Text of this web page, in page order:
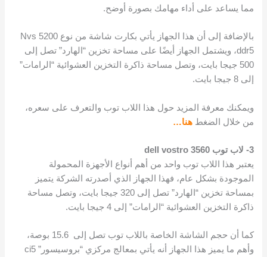
مما يساعد على أداء مهامك بصورة أوضح.
بالإضافة إلى أن هذا الجهاز يأتي بكارت شاشة من نوع Nvs 5200
ddr5، ويشتمل الجهاز أيضًا على مساحة تخزين “الهارد” تصل إلى
500 جيجا بايت، وتصل مساحة ذاكرة التخزين العشوائية “الرامات”
إلى 8 جيجا بايت.
ويمكنك معرفة المزيد حول هذا اللاب توب والتعرف على سعره،
من خلال الضغطهنا…
3- لاب توب dell vostro 3560
يعتبر هذا اللاب توب واحد من أهم أنواع الأجهزة المحمولة
الموجودة بشكل عام، فهذا الجهاز الذي أصدرته الشركة يتميز
بمساحة تخزين “الهارد” تصل إلى 320 جيجا بايت، وتصل مساحة
ذاكرة التخزين العشوائية “الرامات” إلى 4 جيجا بايت.
كما أن حجم الشاشة الخاصة باللاب توب تصل إلى 15.6 بوصة،
وأهم ما يميز هذا الجهاز أنه يأتي بمعالج مركزي “بروسيسور” ci5